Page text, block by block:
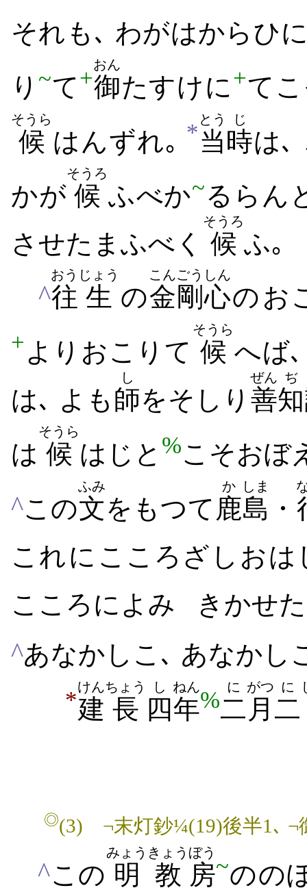
それも､ わが​はからひ​
り ~て+御
おん
たすけ​に+て​
候
そうら
は​んずれ｡ *当
とう
時
じ
は､
かが 候
そうろ
ふ​べか~る​らん​
させたまふ​べく
候
そうろ
ふ｡
^往
おう
生
じょう
の金剛
こんごう
心
しん
の​お
+ より​おこり​て 候
そうら
へ​ば
は､ よも 師
し
を​そしり 善
ぜん
知
ぢ
は 候
そうら
は​じ​と %こそ​おぼ
^この文
ふみ
をもつて 鹿
か
島
しま
・
これ​に​こころざし​お
こころ​に​よみ
きか​せ
^あなかしこ､ あなかし
*建
けん
長
ちょう
四
し
年
ねん
%二
に
月
がつ
二
に
◎(3) ¬末灯鈔¼(19)後半1､ ¬
^この 明教
みょうきょう
房
ぼう
~の​の